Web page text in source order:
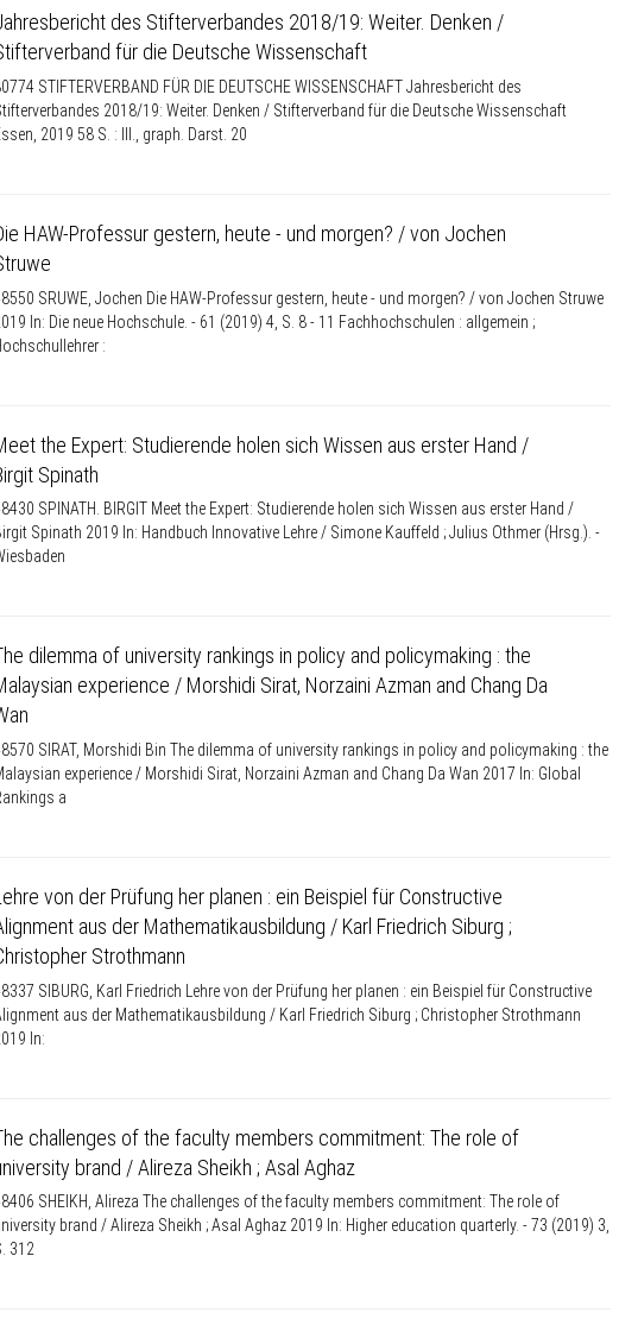
des Stifterverbandes 2018/19: Weiter. Denken /
für die Deutsche Wissenschaft
STIFTERVERBAND FÜR DIE DEUTSCHE WISSENSCHAFT Jahresbericht des
2018/19: Weiter. Denken / Stifterverband für die Deutsche Wissenschaft
2019 58 S. : Ill., graph. Darst. 20
HAW-Professur gestern, heute - und morgen? / von Jochen
SRUWE, Jochen Die HAW-Professur gestern, heute - und morgen? / von Jochen Struwe
In: Die neue Hochschule. - 61 (2019) 4, S. 8 - 11 Fachhochschulen : allgemein ;
:
the Expert: Studierende holen sich Wissen aus erster Hand /
Spinath
SPINATH. BIRGIT Meet the Expert: Studierende holen sich Wissen aus erster Hand /
Spinath 2019 In: Handbuch Innovative Lehre / Simone Kauffeld ; Julius Othmer (Hrsg.). -
dilemma of university rankings in policy and policymaking : the
experience / Morshidi Sirat, Norzaini Azman and Chang Da
SIRAT, Morshidi Bin The dilemma of university rankings in policy and policymaking : the
experience / Morshidi Sirat, Norzaini Azman and Chang Da Wan 2017 In: Global
a
von der Prüfung her planen : ein Beispiel für Constructive
aus der Mathematikausbildung / Karl Friedrich Siburg ;
Strothmann
SIBURG, Karl Friedrich Lehre von der Prüfung her planen : ein Beispiel für Constructive
aus der Mathematikausbildung / Karl Friedrich Siburg ; Christopher Strothmann
In:
challenges of the faculty members commitment: The role of
brand / Alireza Sheikh ; Asal Aghaz
SHEIKH, Alireza The challenges of the faculty members commitment: The role of
brand / Alireza Sheikh ; Asal Aghaz 2019 In: Higher education quarterly. - 73 (2019) 3,
312